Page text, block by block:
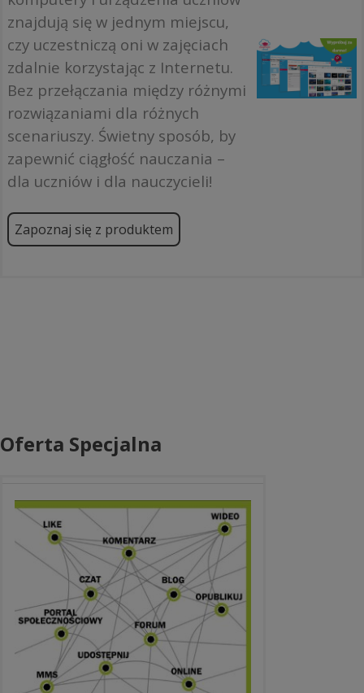
znajdują się w jednym miejscu,
czy uczestniczą oni w zajęciach
zdalnie korzystając z Internetu.
Bez przełączania między różnymi
rozwiązaniami dla różnych
scenariuszy. Świetny sposób, by
zapewnić ciągłość nauczania –
dla uczniów i dla nauczycieli!
Zapoznaj się z produktem
Oferta Specjalna